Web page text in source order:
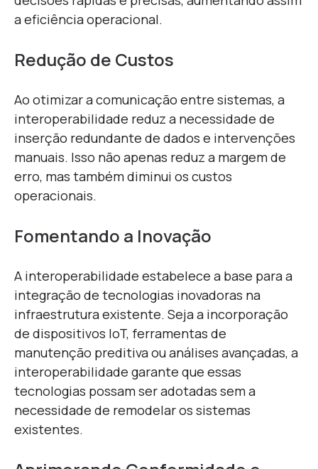
a eficiência operacional.
Redução de Custos
Ao otimizar a comunicação entre sistemas, a
interoperabilidade reduz a necessidade de
inserção redundante de dados e intervenções
manuais. Isso não apenas reduz a margem de
erro, mas também diminui os custos
operacionais.
Fomentando a Inovação
A interoperabilidade estabelece a base para a
integração de tecnologias inovadoras na
infraestrutura existente. Seja a incorporação
de dispositivos IoT, ferramentas de
manutenção preditiva ou análises avançadas, a
interoperabilidade garante que essas
tecnologias possam ser adotadas sem a
necessidade de remodelar os sistemas
existentes.